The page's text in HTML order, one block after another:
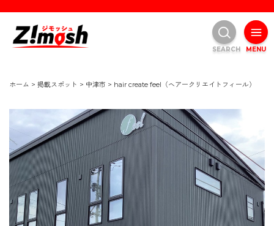
ホーム > 掲載スポット > 中津市 > hair create feel（ヘアークリエイトフィール）
MENU
SEARCH